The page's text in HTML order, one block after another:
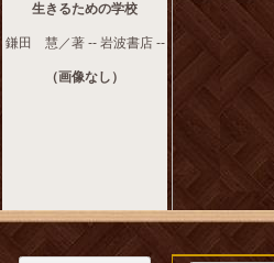
生きるための学校
鎌田 慧／著 -- 岩波書店 --
（画像なし）